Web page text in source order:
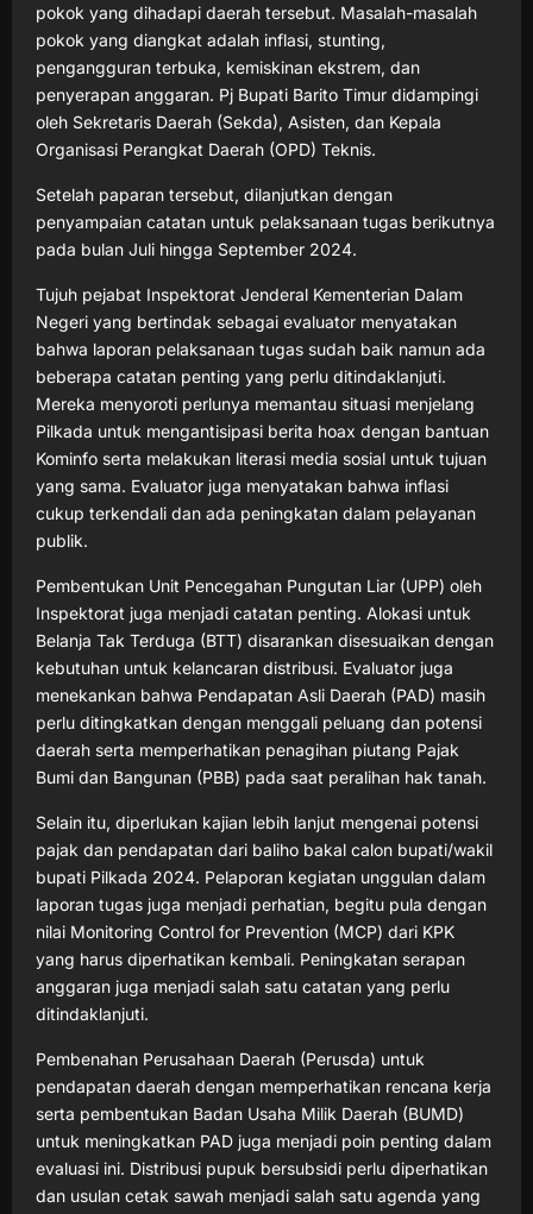
pokok yang dihadapi daerah tersebut. Masalah-masalah
pokok yang diangkat adalah inflasi, stunting,
pengangguran terbuka, kemiskinan ekstrem, dan
penyerapan anggaran. Pj Bupati Barito Timur didampingi
oleh Sekretaris Daerah (Sekda), Asisten, dan Kepala
Organisasi Perangkat Daerah (OPD) Teknis.
Setelah paparan tersebut, dilanjutkan dengan
penyampaian catatan untuk pelaksanaan tugas berikutnya
pada bulan Juli hingga September 2024.
Tujuh pejabat Inspektorat Jenderal Kementerian Dalam
Negeri yang bertindak sebagai evaluator menyatakan
bahwa laporan pelaksanaan tugas sudah baik namun ada
beberapa catatan penting yang perlu ditindaklanjuti.
Mereka menyoroti perlunya memantau situasi menjelang
Pilkada untuk mengantisipasi berita hoax dengan bantuan
Kominfo serta melakukan literasi media sosial untuk tujuan
yang sama. Evaluator juga menyatakan bahwa inflasi
cukup terkendali dan ada peningkatan dalam pelayanan
publik.
Pembentukan Unit Pencegahan Pungutan Liar (UPP) oleh
Inspektorat juga menjadi catatan penting. Alokasi untuk
Belanja Tak Terduga (BTT) disarankan disesuaikan dengan
kebutuhan untuk kelancaran distribusi. Evaluator juga
menekankan bahwa Pendapatan Asli Daerah (PAD) masih
perlu ditingkatkan dengan menggali peluang dan potensi
daerah serta memperhatikan penagihan piutang Pajak
Bumi dan Bangunan (PBB) pada saat peralihan hak tanah.
Selain itu, diperlukan kajian lebih lanjut mengenai potensi
pajak dan pendapatan dari baliho bakal calon bupati/wakil
bupati Pilkada 2024. Pelaporan kegiatan unggulan dalam
laporan tugas juga menjadi perhatian, begitu pula dengan
nilai Monitoring Control for Prevention (MCP) dari KPK
yang harus diperhatikan kembali. Peningkatan serapan
anggaran juga menjadi salah satu catatan yang perlu
ditindaklanjuti.
Pembenahan Perusahaan Daerah (Perusda) untuk
pendapatan daerah dengan memperhatikan rencana kerja
serta pembentukan Badan Usaha Milik Daerah (BUMD)
untuk meningkatkan PAD juga menjadi poin penting dalam
evaluasi ini. Distribusi pupuk bersubsidi perlu diperhatikan
dan usulan cetak sawah menjadi salah satu agenda yang